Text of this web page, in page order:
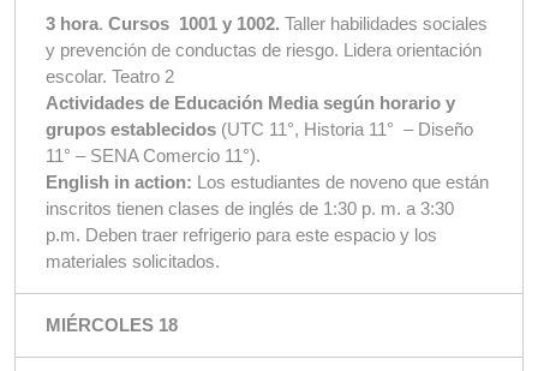
3 hora. Cursos 1001 y 1002. Taller habilidades sociales
y prevención de conductas de riesgo. Lidera orientación
escolar. Teatro 2
Actividades de Educación Media según horario y
grupos establecidos (UTC 11°, Historia 11° – Diseño
11° – SENA Comercio 11°).
English in action: Los estudiantes de noveno que están
inscritos tienen clases de inglés de 1:30 p. m. a 3:30
p.m. Deben traer refrigerio para este espacio y los
materiales solicitados.
MIÉRCOLES 18